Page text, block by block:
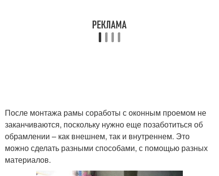
После монтажа рамы соработы с оконным проемом не
заканчиваются, поскольку нужно еще позаботиться об
обрамлении – как внешнем, так и внутреннем. Это
можно сделать разными способами, с помощью разных
материалов.